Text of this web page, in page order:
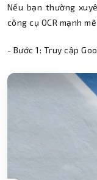
Nếu bạn thường
công cụ OCR mạnh
- Bước 1: Truy cập